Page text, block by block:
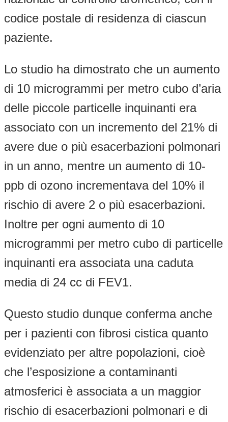
codice postale di residenza di ciascun
paziente.
Lo studio ha dimostrato che un aumento
di 10 microgrammi per metro cubo d’aria
delle piccole particelle inquinanti era
associato con un incremento del 21% di
avere due o più esacerbazioni polmonari
in un anno, mentre un aumento di 10-
ppb di ozono incrementava del 10% il
rischio di avere 2 o più esacerbazioni.
Inoltre per ogni aumento di 10
microgrammi per metro cubo di particelle
inquinanti era associata una caduta
media di 24 cc di FEV1.
Questo studio dunque conferma anche
per i pazienti con fibrosi cistica quanto
evidenziato per altre popolazioni, cioè
che l’esposizione a contaminanti
atmosferici è associata a un maggior
rischio di esacerbazioni polmonari e di